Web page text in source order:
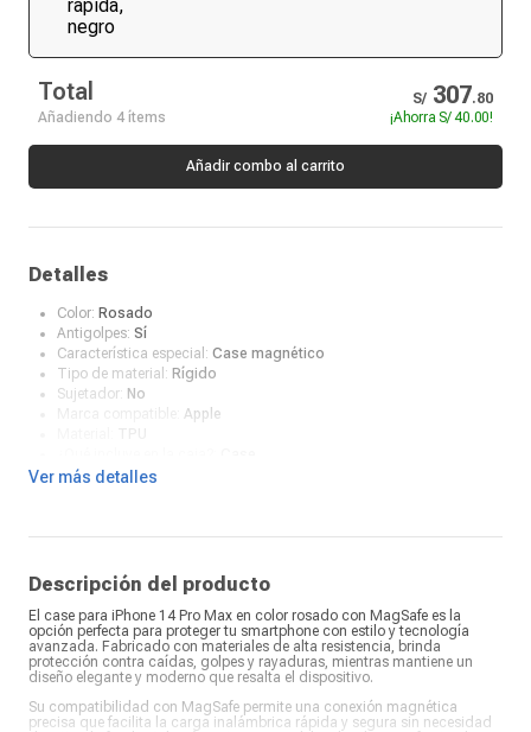
Total S/ 307.80
Añadiendo 4 ítems
¡AhorraS/ 40.00!
Añadir combo al carrito
Detalles
Color: Rosado
Antigolpes: Sí
Característica especial: Case magnético
Tipo de material: Rígido
Sujetador: No
Apple
Ver más detalles
Descripción del producto
El case para iPhone 14 Pro Max en color rosado con MagSafe es la
opción perfecta para proteger tu smartphone con estilo y tecnología
avanzada. Fabricado con materiales de alta resistencia, brinda
protección contra caídas, golpes y rayaduras, mientras mantiene un
diseño elegante y moderno que resalta el dispositivo.
Su compatibilidad con MagSafe permite una conexión magnética
precisa que facilita la carga inalámbrica rápida y segura sin necesidad